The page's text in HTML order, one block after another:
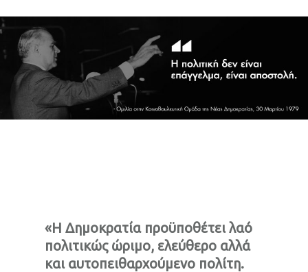
«Η Δημοκρατία προϋποθέτει λαό
πολιτικώς ώριμο, ελεύθερο αλλά
και αυτοπειθαρχούμενο πολίτη.